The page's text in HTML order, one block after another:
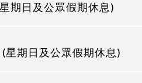
期日及公眾假期休息)
星期日及公眾假期休息)